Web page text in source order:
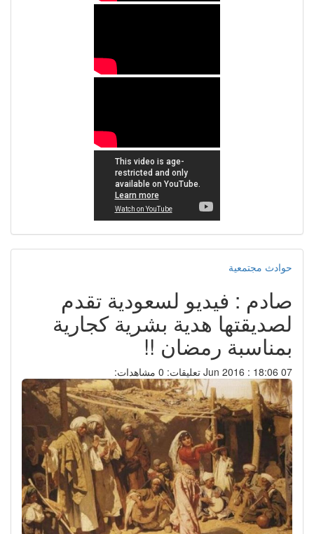
حوادث مجتمعية
صادم : فيديو لسعودية تقدم
لصديقتها هدية بشرية كجارية
بمناسبة رمضان !!
07 Jun 2016 : 18:06 تعليقات: 0 مشاهدات: